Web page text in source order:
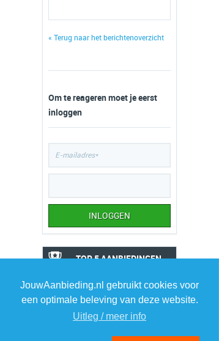
JouwAanbieding.nl gebruikt cookies voor
een optimale beleving van deze website.
Uitleg / meer info
« Terug naar het berichtenoverzicht
Om te reageren moet je eerst
inloggen
TOP 5 AANBIEDINGEN
Samsung smartphone
Galaxy A17
Expert.nl
›
BlueBuilt Samsung
Galaxy A36 book case
›